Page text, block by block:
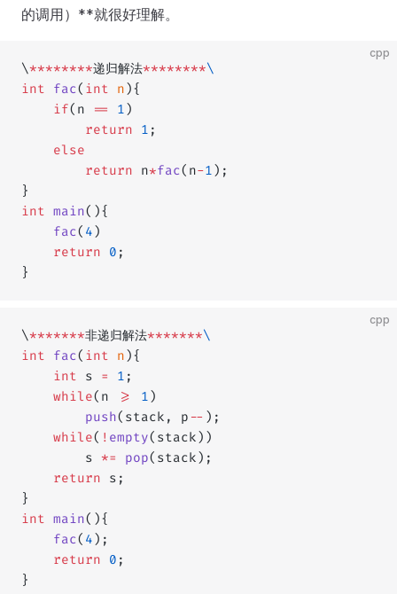
的调用）**就很好理解。
cpp
\********递归解法********\
int fac( int n ){
    if
(n == 1 )
        return
1 ;
    else
        return
n*fac(n-1 );
}
int main(){
    fac
( 4 )
    return
0 ;
}
cpp
\*******非递归解法*******\
int fac( int n ){
    int
s = 1 ;
    while
(n >= 1 )
        push
(stack, p -- );
    while
( ! empty(stack))
        s
*= pop(stack);
    return
s;
}
int main(){
    fac
( 4 );
    return
0 ;
}